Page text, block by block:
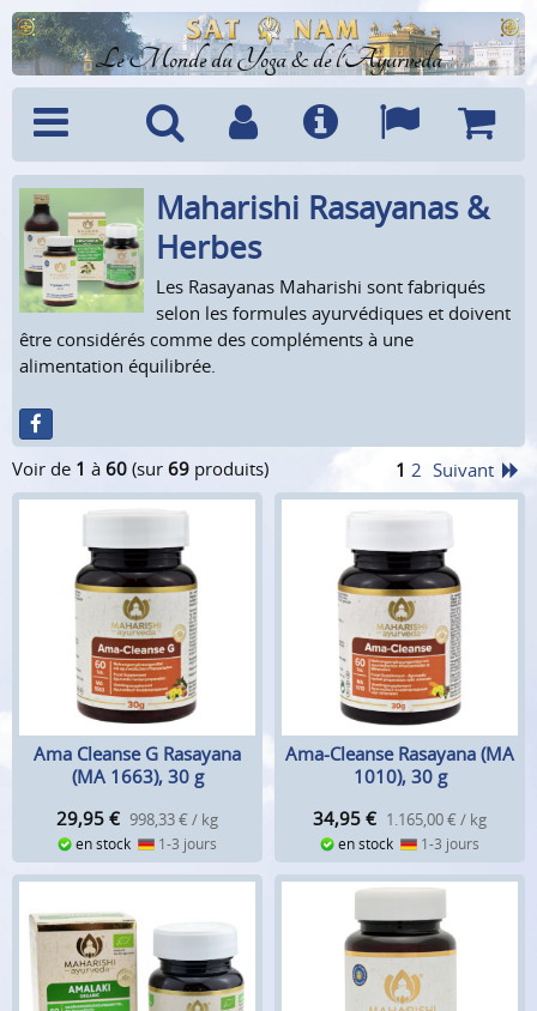
Le Monde du Yoga & de l'Ayurveda
Menu Recherche
CompteInfo LanguesPanier
Maharishi Rasayanas &
Herbes
Les Rasayanas Maharishi sont fabriqués
selon les formules ayurvédiques et doivent
être considérés comme des compléments à une
alimentation équilibrée.
Voir de 1 à 60 (sur 69 produits) 1 2 Suivant
Ama Cleanse G Rasayana
(MA 1663), 30 g
29,95 € 998,33 € / kg
en stock 1-3 jours
Ama-Cleanse Rasayana (MA
1010), 30 g
34,95 € 1.165,00 € / kg
en stock 1-3 jours